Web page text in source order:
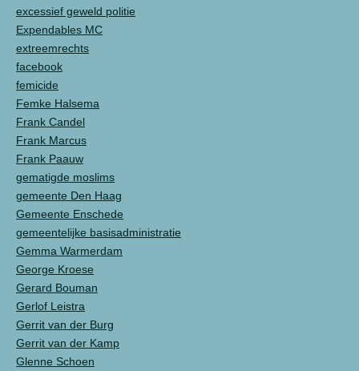
excessief geweld politie
Expendables MC
extreemrechts
facebook
femicide
Femke Halsema
Frank Candel
Frank Marcus
Frank Paauw
gematigde moslims
gemeente Den Haag
Gemeente Enschede
gemeentelijke basisadministratie
Gemma Warmerdam
George Kroese
Gerard Bouman
Gerlof Leistra
Gerrit van der Burg
Gerrit van der Kamp
Glenne Schoen